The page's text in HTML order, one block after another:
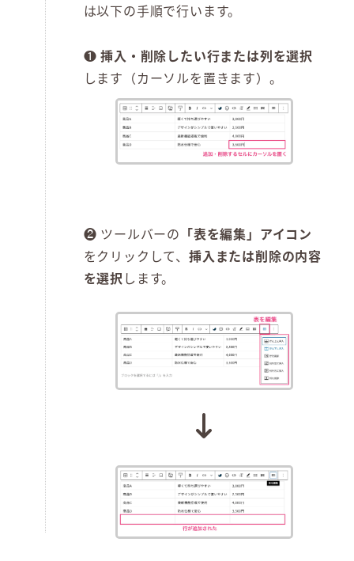
は以下の手順で行います。
❶挿入・削除したい行または列を選択
します（カーソルを置きます）。
❷ ツールバーの 「表を編集」アイコン
をクリックして、 挿入または削除の内容
を選択します。